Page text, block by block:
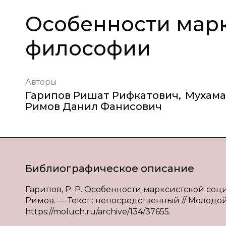
Особенности
философии
Авторы
Гарипов Ришат Рифкатович,
Римов Данил Фанисович
Библиографическое описание
Гарипов, Р. Р. Особенности марксистской
Римов. — Текст : непосредственный //
https://moluch.ru/archive/134/37655.